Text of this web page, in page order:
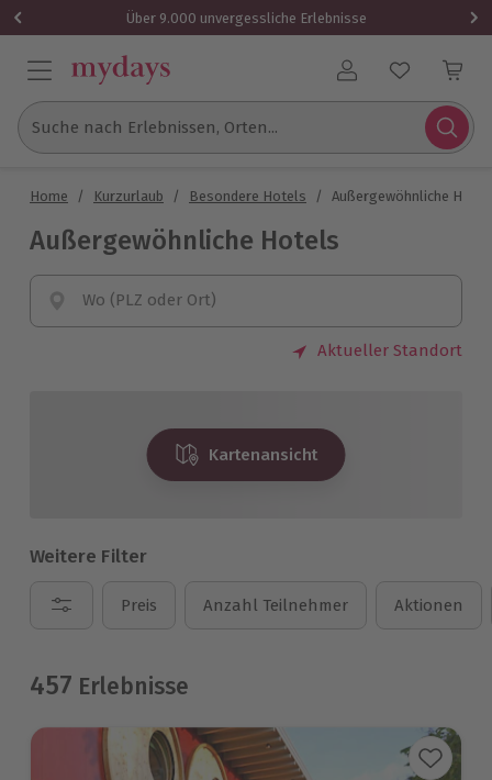
Über 9.000 unvergessliche Erlebnisse
Benutzerkonto
Suche nach Erlebnissen, Orten...
Home / Kurzurlaub / Besondere Hotels / Außergewöhnliche
Außergewöhnliche Hotels
Wo (PLZ oder Ort)
Aktueller Standort
Kartenansicht
Weitere Filter
Preis Anzahl Teilnehmer Aktionen
457 Erlebnisse